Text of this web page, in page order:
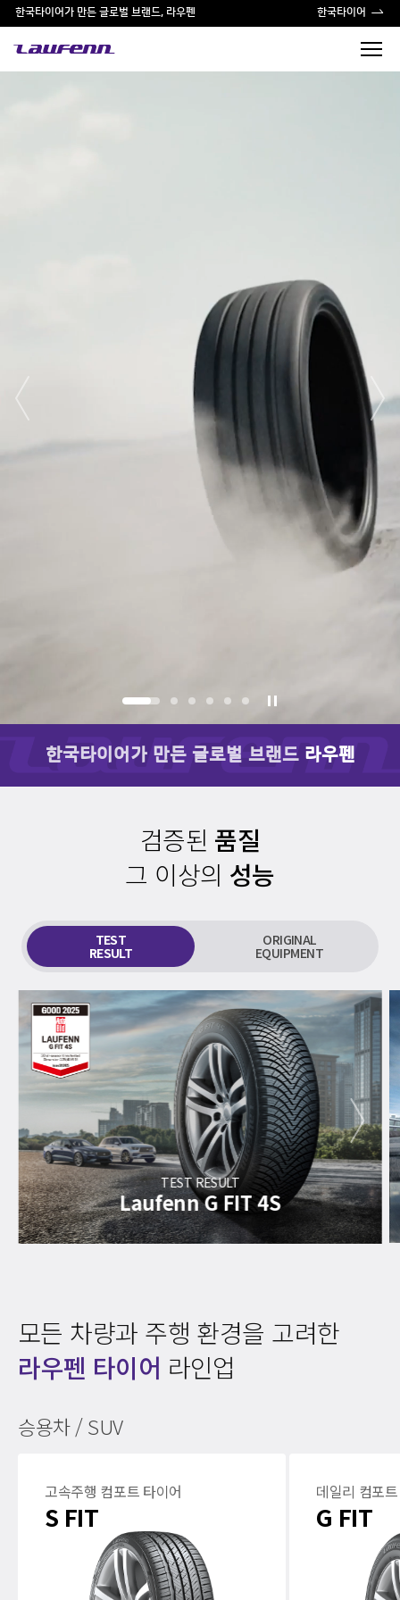
한국타이어가 만든 글로벌 브랜드, 라우펜 한국타이어
next
한국타이어가 만든 글로벌 브랜드 라우펜
검증된 품질
그 이상의 성능
TEST
RESULT
ORIGINAL
EQUIPMENT
TEST RESULT
Laufenn G FIT 4S
next
모든 차량과 주행 환경을 고려한
라우펜 타이어 라인업
승용차 / SUV
고속주행 컴포트 타이어
S FIT
데일리 컴포
G FIT